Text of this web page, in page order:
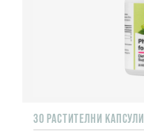
30 РАСТИТЕЛНИ КАПСУЛИ